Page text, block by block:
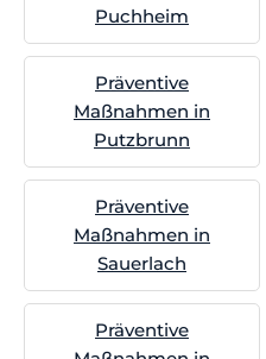
Puchheim
Präventive
Maßnahmen in
Putzbrunn
Präventive
Maßnahmen in
Sauerlach
Präventive